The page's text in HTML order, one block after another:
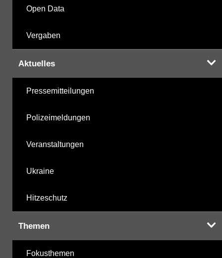
Open Data
Vergaben
Aktuelles
Pressemitteilungen
Polizeimeldungen
Veranstaltungen
Ukraine
Hitzeschutz
Themen
Fokusthemen